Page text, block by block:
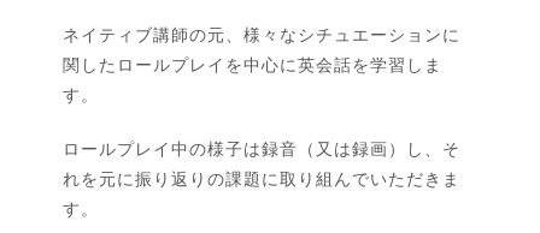
ネイティブ講師の元、様々なシチュエーションに
関したロールプレイを中心に英会話を学習しま
す。
ロールプレイ中の様子は録音（又は録画）し、そ
れを元に振り返りの課題に取り組んでいただきま
す。